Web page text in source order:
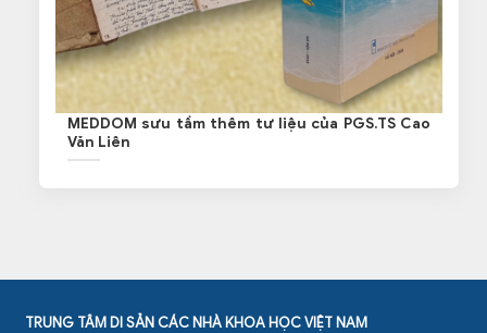
MEDDOM sưu tầm thêm tư liệu của PGS.TS Cao
Văn Liên
TRUNG TÂM DI SẢN CÁC NHÀ KHOA HỌC VIỆT NAM